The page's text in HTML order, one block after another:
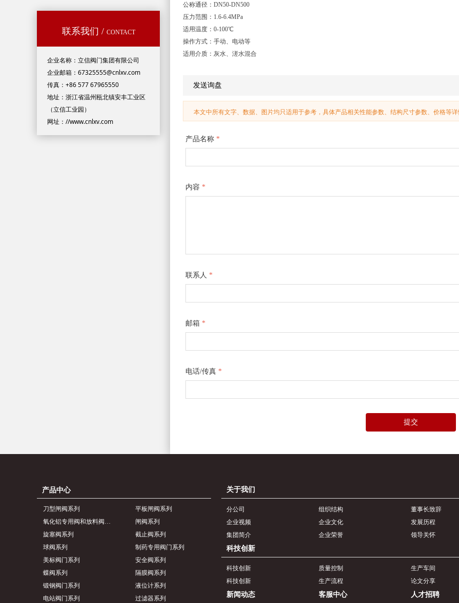
公称通径： DN50-DN500
压力范围： 1.6-6.4MPa
适用温度： 0-100℃
操作方式：手动、电动等
适用介质：灰水、溠水混合
本文中所有文字、数据、图片均只适用于参考，具体产品相关性能参数、结构尺寸参数、价格等详
发送询盘
产品名称 *
内容 *
联系人 *
邮箱 *
电话/传真 *
提交
联系我们 / CONTACT
企业名称：立信阀门集团有限公司
企业邮箱：67325555@cnlxv.com
传真：+86 577 67965550
地址：浙江省温州瓯北镇安丰工业区
（立信工业园）
网址：//www.cnlxv.com
刀型闸阀系列
氧化铝专用阀和放料阀系列
旋塞阀系列
球阀系列
美标阀门系列
蝶阀系列
锻钢阀门系列
电站阀门系列
科技创新
科技创新
分公司
企业视频
集团简介
平板闸阀系列
闸阀系列
截止阀系列
制药专用阀门系列
安全阀系列
隔膜阀系列
液位计系列
过滤器系列
产品中心
组织结构
企业文化
企业荣誉
董事长致辞
发展历程
领导关怀
关于我们
科技创新
质量控制
生产流程
生产车间
论文分享
新闻动态 人才招聘
客服中心